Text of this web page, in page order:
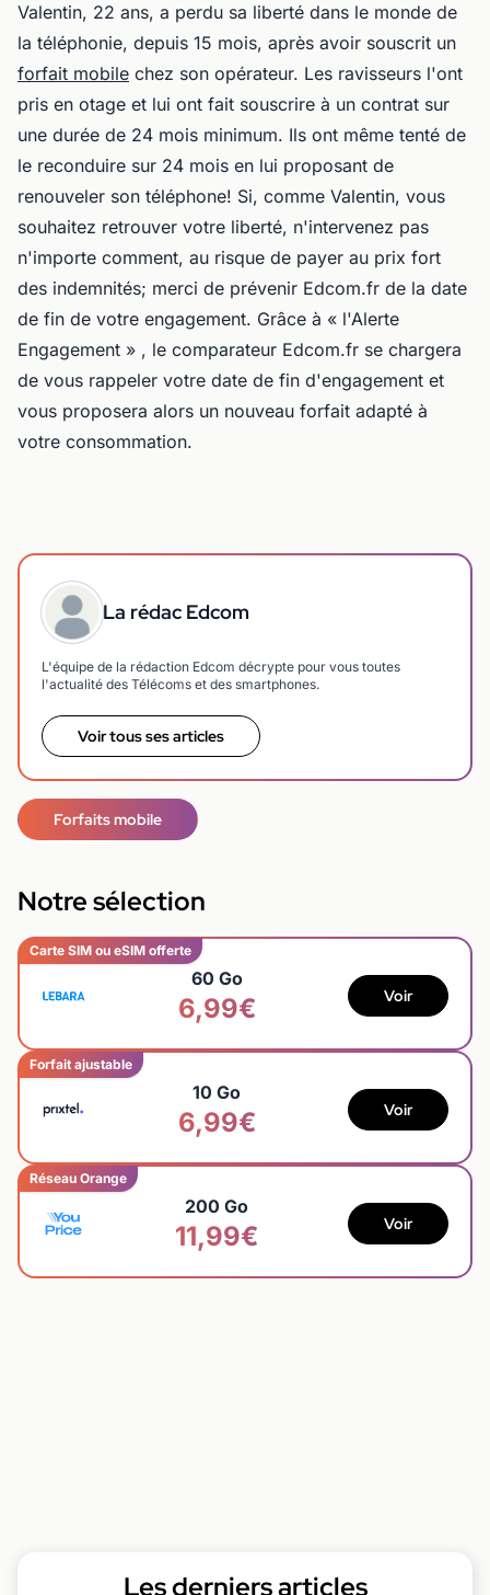
Valentin, 22 ans, a perdu sa liberté dans le monde de
la téléphonie, depuis 15 mois, après avoir souscrit un
forfait mobile chez son opérateur. Les ravisseurs l'ont
pris en otage et lui ont fait souscrire à un contrat sur
une durée de 24 mois minimum. Ils ont même tenté de
le reconduire sur 24 mois en lui proposant de
renouveler son téléphone! Si, comme Valentin, vous
souhaitez retrouver votre liberté, n'intervenez pas
n'importe comment, au risque de payer au prix fort
des indemnités; merci de prévenir Edcom.fr de la date
de fin de votre engagement. Grâce à « l'Alerte
Engagement » , le comparateur Edcom.fr se chargera
de vous rappeler votre date de fin d'engagement et
vous proposera alors un nouveau forfait adapté à
votre consommation.
La rédac Edcom
L'équipe de la rédaction Edcom décrypte pour vous toutes
l'actualité des Télécoms et des smartphones.
Voir tous ses articles
Forfaits mobile
Notre sélection
Carte SIM ou eSIM offerte
60 Go
6,99€ Voir
Forfait ajustable
10 Go
6,99€ Voir
Réseau Orange
200 Go
11,99€ Voir
Les derniers articles